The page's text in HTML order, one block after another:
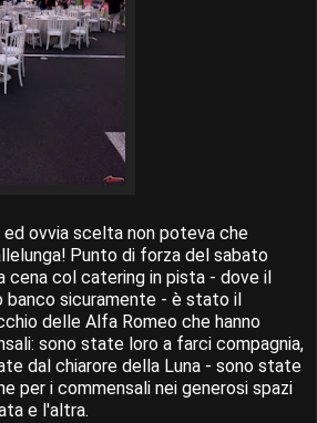
ovvia scelta non poteva che
Punto di forza del sabato
cena col catering in pista - dove il
sicuramente - è stato il
delle Alfa Romeo che hanno
sono state loro a farci compagnia,
dal chiarore della Luna - sono state
per i commensali nei generosi spazi
e l'altra.